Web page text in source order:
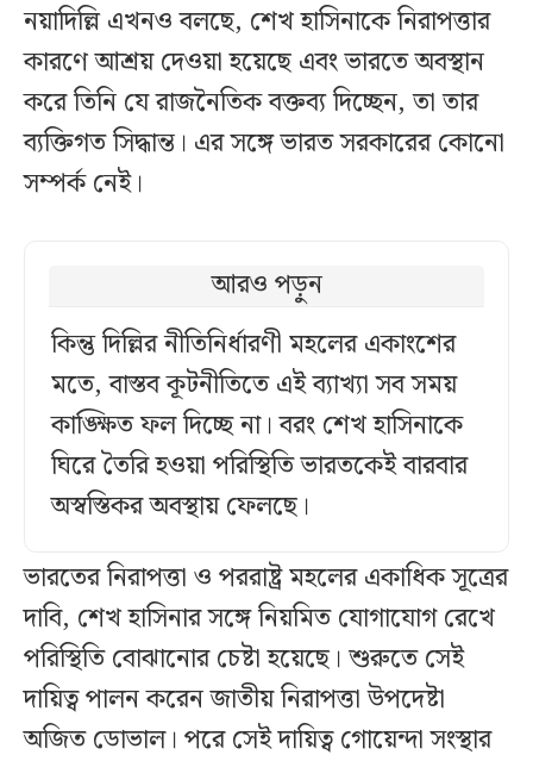
নয়াদিল্লি এখনও বলছে, শেখ হাসিনাকে নিরাপত্তার
কারণে আশ্রয় দেওয়া হয়েছে এবং ভারতে অবস্থান
করে তিনি যে রাজনৈতিক বক্তব্য দিচ্ছেন, তা তার
ব্যক্তিগত সিদ্ধান্ত। এর সঙ্গে ভারত সরকারের কোনো
সম্পর্ক নেই।
আরও পড়ুন
কিন্তু দিল্লির নীতিনির্ধারণী মহলের একাংশের
মতে, বাস্তব কূটনীতিতে এই ব্যাখ্যা সব সময়
কাঙ্ক্ষিত ফল দিচ্ছে না। বরং শেখ হাসিনাকে
ঘিরে তৈরি হওয়া পরিস্থিতি ভারতকেই বারবার
অস্বস্তিকর অবস্থায় ফেলছে।
ভারতের নিরাপত্তা ও পররাষ্ট্র মহলের একাধিক সূত্রের
দাবি, শেখ হাসিনার সঙ্গে নিয়মিত যোগাযোগ রেখে
পরিস্থিতি বোঝানোর চেষ্টা হয়েছে। শুরুতে সেই
দায়িত্ব পালন করেন জাতীয় নিরাপত্তা উপদেষ্টা
অজিত ডোভাল। পরে সেই দায়িত্ব গোয়েন্দা সংস্থার